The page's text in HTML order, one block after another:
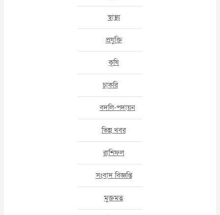
স্বাস্থ্য
প্রযুক্তি
কৃষি
চাকরি
বদলি-পদায়ন
ভিন্ন খবর
রাশিফল
সংবাদ বিজ্ঞপ্তি
মুক্তমত